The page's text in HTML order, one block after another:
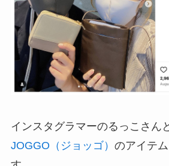
インスタグラマーのるっこさん
JOGGO（ジョッゴ） のアイテ